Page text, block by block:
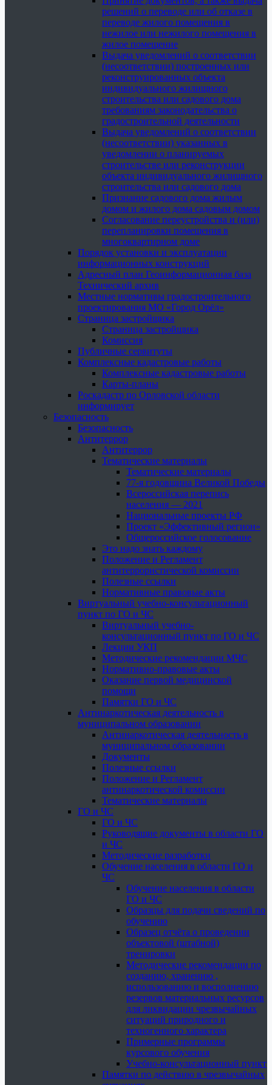
решений о переводе или об отказе в
переводе жилого помещения в
нежилое или нежилого помещения в
жилое помещение
Выдача уведомлений о соответствии
(несоответствии) построенных или
реконструированных объекта
индивидуального жилищного
строительства или садового дома
требованиям законодательства о
градостроительной деятельности
Выдача уведомлений о соответствии
(несоответствии) указанных в
уведомлении о планируемых
строительстве или реконструкции
объекта индивидуального жилищного
строительства или садового дома
Признание садового дома жилым
домом и жилого дома садовым домом
Согласование переустройства и (или)
перепланировки помещения в
многоквартирном доме
Порядок установки и эксплуатации
информационных конструкций
Адресный план Геоинформационная база
Технический архив
Местные нормативы градостроительного
проектирования МО «Город Орёл»
Страница застройщика
Страница застройщика
Комиссия
Публичные сервитуты
Комплексные кадастровые работы
Комплексные кадастровые работы
Карты-планы
Роскадастр по Орловской области
информирует
Безопасность
Безопасность
Антитеррор
Антитеррор
Тематические материалы
Тематические материалы
77-я годовщина Великой Победы
Всероссийская перепись
населения — 2021
Национальные проекты РФ
Проект «Эффективный регион»
Общероссийское голосование
Это надо знать каждому
Положение и Регламент
антитеррористической комиссии
Полезные ссылки
Нормативные правовые акты
Виртуальный учебно-консультационный
пункт по ГО и ЧС
Виртуальный учебно-
консультационный пункт по ГО и ЧС
Лекции УКП
Методические рекомендации МЧС
Нормативно-правовые акты
Оказание первой медицинской
помощи
Памятки ГО и ЧС
Антинаркотическая деятельность в
муниципальном образовании
Антинаркотическая деятельность в
муниципальном образовании
Документы
Полезные ссылки
Положение и Регламент
антинаркотической комиссии
Тематические материалы
ГО и ЧС
ГО и ЧС
Руководящие документы в области ГО
и ЧС
Методические разработки
Обучение населения в области ГО и
ЧС
Обучение населения в области
ГО и ЧС
Образцы для подачи сведений по
обучению
Образец отчёта о проведении
объектовой (штабной)
тренировки
Методические рекомендации по
созданию, хранению ,
использованию и восполнению
резервов материальных ресурсов
для ликвидации чрезвычайных
ситуаций природного и
техногенного характера
Примерные программы
курсового обучения
Учебно-консультационный пункт
Памятки по действию в чрезвычайных